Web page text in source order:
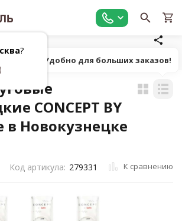
?
вязания
CONCEPT BY
в Новокузнецке
Код артикула: 279331 К сравнению
Попробуй! Удобно для больших заказов!